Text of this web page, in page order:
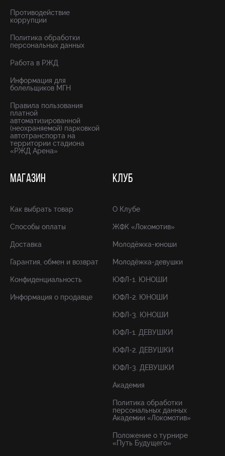
Противодействие
коррупции
Политика обработки
персональных данных
Работа в РЖД
Информация для
болельщиков МГН
Правила пользования
платной
автоматизированной
(неохраняемой) парковкой
автотранспорта на
территории стадиона
«РЖД Арена»
МАГАЗИН
Как выбрать товар
Способы оплаты
Доставка
Гарантия, обмен и возврат
Конфиденциальность
Информация о продавце
КЛУБ
О Клубе
ЖФК «Локомотив»
Молодёжка-юноши
Молодёжка-девушки
ЮФЛ-1. ЮНОШИ
ЮФЛ-2. ЮНОШИ
ЮФЛ-3. ЮНОШИ
ЮФЛ-1. ДЕВУШКИ
ЮФЛ-2. ДЕВУШКИ
ЮФЛ-3. ДЕВУШКИ
Академия
Политика обработки
персональных данных
Академии «Локомотив»
Положение о турнире
«Путь Будущего»